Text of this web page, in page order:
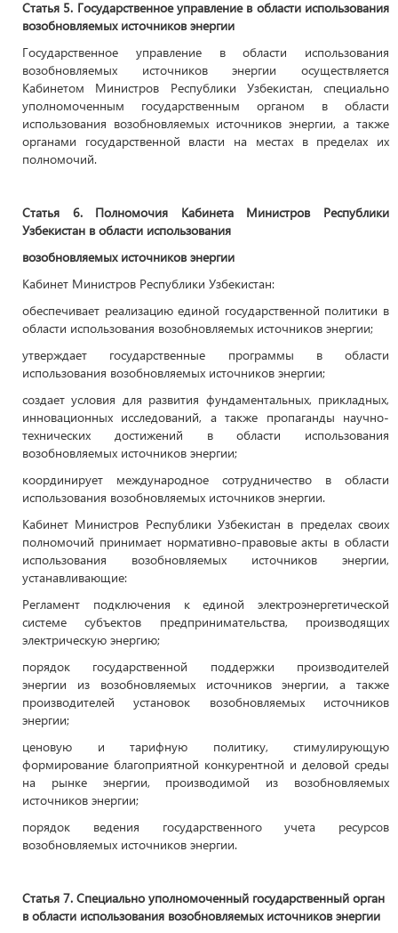
Статья 5. Государственное управление в области использования
возобновляемых источников энергии
Государственное управление в области использования
возобновляемых источников энергии осуществляется
Кабинетом Министров Республики Узбекистан, специально
уполномоченным государственным органом в области
использования возобновляемых источников энергии, а также
органами государственной власти на местах в пределах их
полномочий.
Статья 6. Полномочия Кабинета Министров Республики
Узбекистан в области использования
возобновляемых источников энергии
Кабинет Министров Республики Узбекистан:
обеспечивает реализацию единой государственной политики в
области использования возобновляемых источников энергии;
утверждает государственные программы в области
использования возобновляемых источников энергии;
создает условия для развития фундаментальных, прикладных,
инновационных исследований, а также пропаганды научно-
технических достижений в области использования
возобновляемых источников энергии;
координирует международное сотрудничество в области
использования возобновляемых источников энергии.
Кабинет Министров Республики Узбекистан в пределах своих
полномочий принимает нормативно-правовые акты в области
использования возобновляемых источников энергии,
устанавливающие:
Регламент подключения к единой электроэнергетической
системе субъектов предпринимательства, производящих
электрическую энергию;
порядок государственной поддержки производителей
энергии из возобновляемых источников энергии, а также
производителей установок возобновляемых источников
энергии;
ценовую и тарифную политику, стимулирующую
формирование благоприятной конкурентной и деловой среды
на рынке энергии, производимой из возобновляемых
источников энергии;
порядок ведения государственного учета ресурсов
возобновляемых источников энергии.
Статья 7. Специально уполномоченный государственный орган
в области использования возобновляемых источников энергии